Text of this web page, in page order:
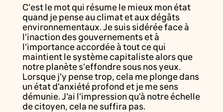
C'est le mot qui résume le mieux mon état
quand je pense au climat et aux dégâts
environnementaux. Je suis sidérée face à
l'inaction des gouvernements et à
l'importance accordée à tout ce qui
maintient le système capitaliste alors que
notre planète s'effondre sous nos yeux.
Lorsque j'y pense trop, cela me plonge dans
un état d'anxiété profond et je me sens
démunie. J'ai l'impression qu'à notre échelle
de citoyen, cela ne suffira pas.